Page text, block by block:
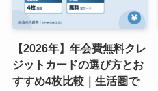
【2026年】年会費無料クレ
ジットカードの選び方とお
すすめ4枚比較｜生活圏で